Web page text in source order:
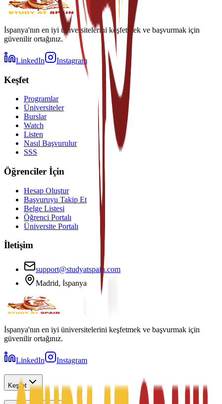
İspanya'nın en iyi üniversitelerini keşfetmek ve başvurmak için
güvenilir ortağınız.
LinkedIn Instagram
Keşfet
Programlar
Üniversiteler
Burslar
Watch
Listen
Nasıl Başvurulur
SSS
Öğrenciler İçin
Hesap Oluştur
Başvuruyu Takip Et
Belge Listesi
Öğrenci Portalı
Üniversite Portalı
İletişim
support@studyatspain.com
Madrid, İspanya
İspanya'nın en iyi üniversitelerini keşfetmek ve başvurmak için
güvenilir ortağınız.
LinkedIn Instagram
Keşfet